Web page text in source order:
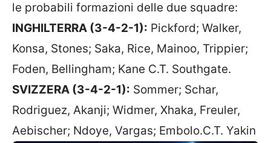
le probabili formazioni delle due squadre:
INGHILTERRA (3-4-2-1): Pickford; Walker,
Konsa, Stones; Saka, Rice, Mainoo, Trippier;
Foden, Bellingham; Kane C.T. Southgate.
SVIZZERA (3-4-2-1): Sommer; Schar,
Rodriguez, Akanji; Widmer, Xhaka, Freuler,
Aebischer; Ndoye, Vargas; Embolo.C.T. Yakin